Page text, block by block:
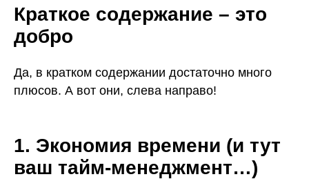
Краткое содержание – это
добро
Да, в кратком содержании достаточно много
плюсов. А вот они, слева направо!
1. Экономия времени (и тут
ваш тайм-менеджмент…)